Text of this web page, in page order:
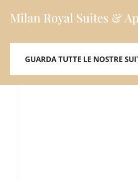
Milan Royal Suites &
GUARDA TUTTE LE NOSTRE